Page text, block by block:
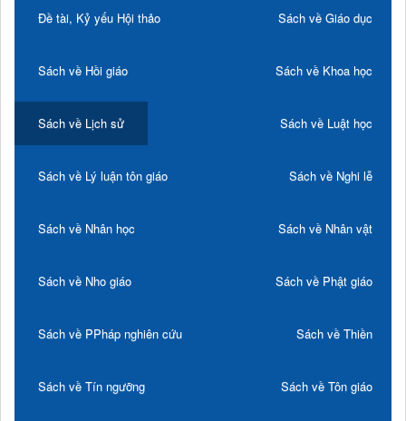
Đề tài, Kỷ yếu Hội thảo Sách về Giáo dục
Sách về Hồi giáo Sách về Khoa học
Sách về Lịch sử Sách về Luật học
Sách về Lý luận tôn giáo Sách về Nghi lễ
Sách về Nhân học Sách về Nhân vật
Sách về Nho giáo Sách về Phật giáo
Sách về PPháp nghiên cứu Sách về Thiền
Sách về Tín ngưỡng Sách về Tôn giáo